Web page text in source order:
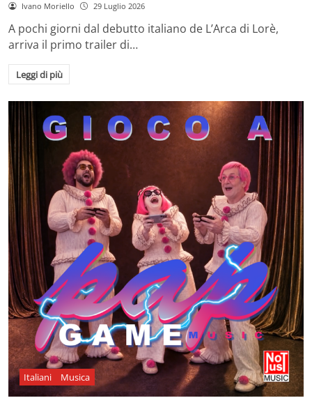
Ivano Moriello 29 Luglio 2026
A pochi giorni dal debutto italiano de L’Arca di Lorè,
arriva il primo trailer di…
Leggi di più
Italiani Musica